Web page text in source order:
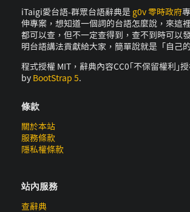
iTaigi愛台語-群眾台語辭典是 g0v 零時政府
伸專案，想知道一個詞的台語怎麼說，來這
都可以查，但不一定查得到，查不到時可以
明台語講法貢獻給大家，簡單說就是「自己
程式授權 MIT，辭典內容CC0｢不保留權利｣
by BootStrap 5.
條款
關於本站
服務條款
隱私權條款
站內服務
查辭典